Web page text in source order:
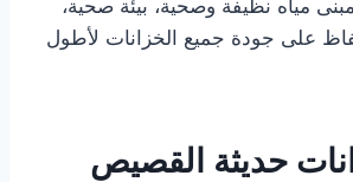
مياه نظيفة وصحية، بيئة صحية،
على جودة جميع الخزانات لأطول
حديثة القصيص